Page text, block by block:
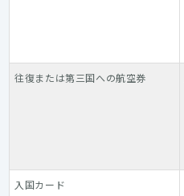
往復または第三国への航空券
入国カード